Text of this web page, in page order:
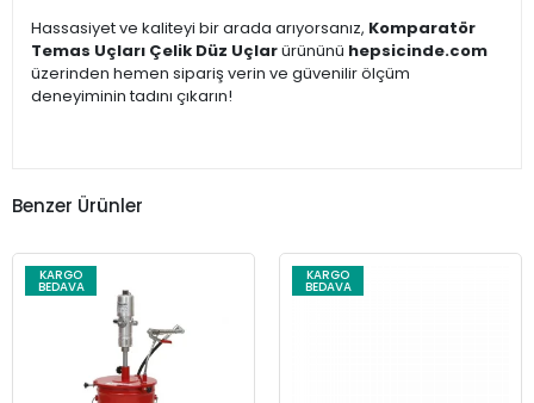
Hassasiyet ve kaliteyi bir arada arıyorsanız, Komparatör
Temas Uçları Çelik Düz Uçlarürününü hepsicinde.com
üzerinden hemen sipariş verin ve güvenilir ölçüm
deneyiminin tadını çıkarın!
Benzer Ürünler
KARGO
BEDAVA
KARGO
BEDAVA